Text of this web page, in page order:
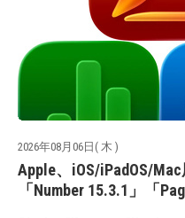
2026年08月06日( 木 )
Apple、iOS/iPadOS/
「Number 15.3.1」「